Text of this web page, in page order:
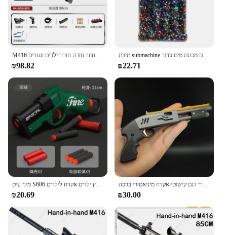
M416 כף יד עצמית המונע קליע אקדח רך חשמלי חוזר חזרה חזרה ילדים ונערים
₪98.82
תיבת submachine רובה חשמלי אוטומטי מלאה 50000 מחשבים מכונת מים כדור ourdoor אדם הראשון ירי מתנה משחק מסיבה
₪22.71
מיני עיט S686 קליע משגר קליע פגז לזרוק צעצוע אקדח אוויר חם קוץ קוץ 'נשק בחוץ ילדים אקדח לילדים
₪20.69
סגסוגת גומי הלהקה משגר גומי רובה צעצוע מרסס 8 פורץ תרז מיניאטורי דגם קישוטי אקדח מיניאטורי ברכה
₪30.00